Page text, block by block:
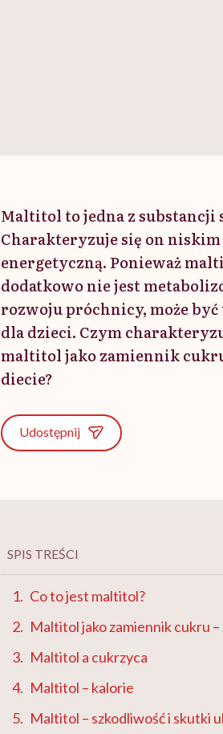
Maltitol to jedna z substancji
Charakteryzuje się on
energetyczną. Ponieważ
dodatkowo nie jest
rozwoju próchnicy, może
dla dzieci. Czym
maltitol jako zamiennik
diecie?
Udostępnij
SPIS TREŚCI
Co to jest maltitol?
Maltitol jako zamiennik cukru
Maltitol a cukrzyca
Maltitol – kalorie
Maltitol – szkodliwość i skutki